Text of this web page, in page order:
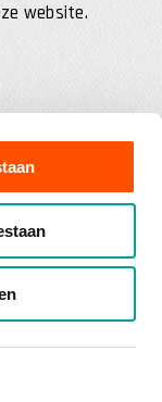
website.
mailbox.